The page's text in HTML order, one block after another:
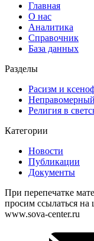
Главная
О нас
Аналитика
Справочник
База данных
Разделы
Расизм и
Религия в
Категории
Новости
Публикации
Документы
При перепечатке
просим ссылаться
www.sova-center.ru